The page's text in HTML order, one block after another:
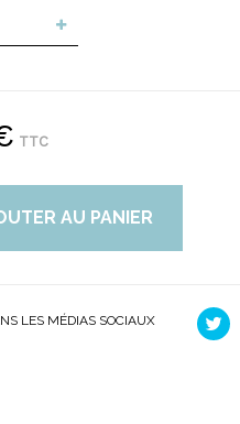
TTC
AU PANIER
LES MÉDIAS SOCIAUX